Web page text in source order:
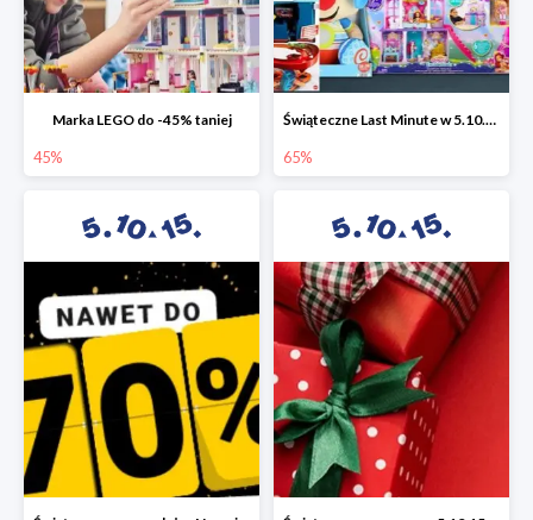
Marka LEGO do -45% taniej
45%
Świąteczne Last Minute w 5.10.15 - zabawki do -65%
65%